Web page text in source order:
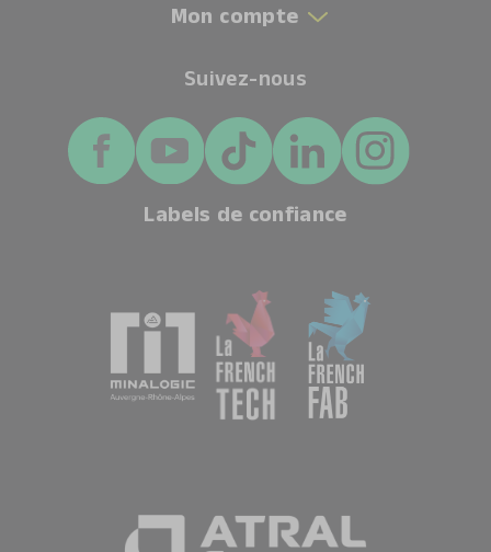
Mon compte
Suivez-nous
Labels de confiance